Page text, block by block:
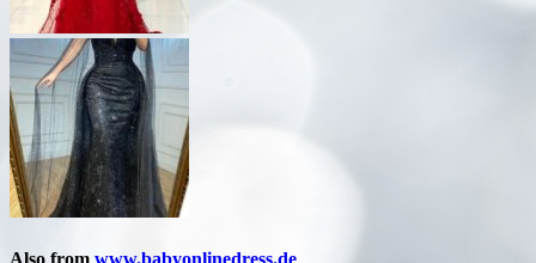
Also from www.babyonlinedress.de